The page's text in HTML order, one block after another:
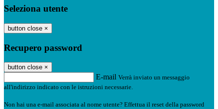
Seleziona utente
button close ×
Recupero password
button close ×
E-mail Verrà inviato un messaggio
all'indirizzo indicato con le istruzioni necessarie.
Non hai una e-mail associata al nome utente? Effettua il reset della password